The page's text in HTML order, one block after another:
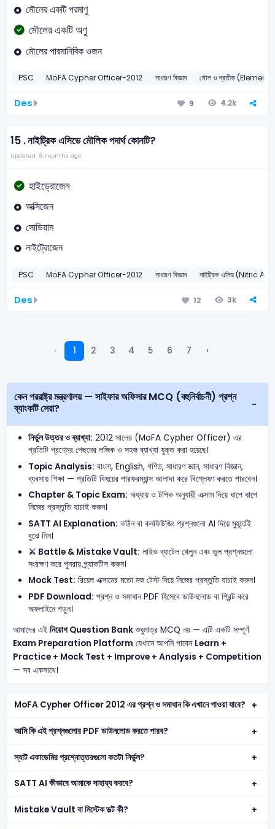
মৌলের একটি পরমাণু
মৌলের একটি অণু
মৌলের পারমানিবিক ওজন
PSC MoFA Cypher Officer-2012 সাধারণ বিজ্ঞান মৌল ও প্রতীক
Des 9 4.2k
15 .নাইট্রিক এসিডে মৌলিক পদার্থ কোনটি?
Updated: 8 months ago
হাইড্রোজেন
অক্সিজেন
সোডিয়াম
নাইট্রোজেন
PSC MoFA Cypher Officer-2012 সাধারণ বিজ্ঞান নাইট্রিক এসিড (Nitric
Des 12 3k
‹ 1 2 3 4 5 6 7 ›
কেন পররাষ্ট্র মন্ত্রণালয় — সাইফার অফিসার MCQ (বহুনির্বাচনী) প্রশ্ন
ব্যাংকটি সেরা?
নির্ভুল উত্তর ও ব্যাখ্যা: 2012 সালের (MoFA Cypher Officer) এর
প্রতিটি প্রশ্নের পেছনের লজিক ও সহজ ব্যাখ্যা যুক্ত করা হয়েছে।
Topic Analysis: বাংলা, English, গণিত, সাধারণ জ্ঞান, সাধারণ বিজ্ঞান,
ব্যবসায় শিক্ষা — প্রতিটি বিষয়ের পারফরম্যান্স আলাদা করে বিশ্লেষণ করতে পারবেন।
Chapter & Topic Exam: অধ্যায় ও টপিক অনুযায়ী এক্সাম দিয়ে ধাপে ধাপে
নিজের প্রস্তুতি যাচাই করুন।
SATT AI Explanation: কঠিন বা কনফিউজিং প্রশ্নগুলো AI দিয়ে মুহূর্তেই
বুঝে নিন।
⚔️ Battle & Mistake Vault: লাইভ ব্যাটেল খেলুন এবং ভুল প্রশ্নগুলো
সংরক্ষণ করে পুনরায় প্র্যাকটিস করুন।
Mock Test: রিয়েল এক্সামের মতো মক টেস্ট দিয়ে নিজের প্রস্তুতি যাচাই করুন।
PDF Download: প্রশ্ন ও সমাধান PDF হিসেবে ডাউনলোড বা প্রিন্ট করে
অফলাইনে পড়ুন।
আমাদের এই নিয়োগ Question Bankশুধুমাত্র MCQ নয় — এটি একটি সম্পূর্ণ
Exam Preparation Platform যেখানে আপনি পাবেন Learn +
Practice + Mock Test + Improve + Analysis + Competition
— সব একসাথে।
MoFA Cypher Officer 2012 এর প্রশ্ন ও সমাধান কি এখানে পাওয়া যাবে?
আমি কি এই প্রশ্নগুলোর PDF ডাউনলোড করতে পারব?
স্যাট একাডেমির প্রশ্নোত্তরগুলো কতটা নির্ভুল?
SATT AI কীভাবে আমাকে সাহায্য করবে?
Mistake Vault বা মিস্টেক ভল্ট কী?